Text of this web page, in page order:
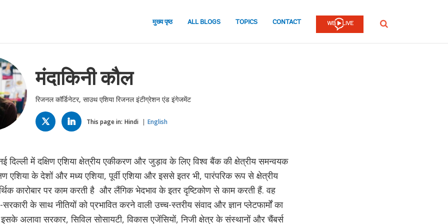
मुख्य पृष्ठ ALL BLOGS TOPICS CONTACT SEARCH
मंदाकिनी कौल
रिजनल कॉर्डिनेटर, साउथ एशिया रिजनल इंटीग्रेशन एंड इंगेजमेंट
TWITTER LINKED
IN This page in: Hindi English
दिल्ली में दक्षिण एशिया क्षेत्रीय एकीकरण और जुड़ाव के लिए विश्व बैंक की क्षेत्रीय समन्वयक
एशिया के देशों और मध्य एशिया, पूर्वी एशिया और इससे इतर भी, पारंपरिक रूप से क्षेत्रीय
कारोबार पर काम करती है और लैंगिक भेदभाव के इतर दृष्टिकोण से काम करती हैं. वह
के साथ नीतियों को प्रभावित करने वाली उच्च-स्तरीय संवाद और ज्ञान प्लेटफार्मों का
अलावा सरकार, सिविल सोसायटी, विकास एजेंसियों, निजी क्षेत्र के संस्थानों और चैंबर्स